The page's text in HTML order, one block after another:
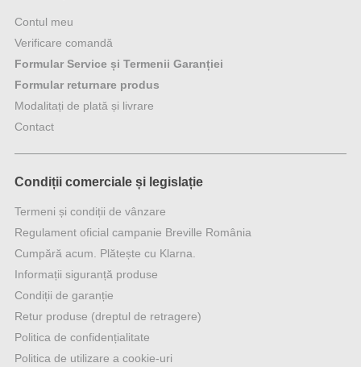
Contul meu
Verificare comandă
Formular Service și Termenii Garanției
Formular returnare produs
Modalitați de plată și livrare
Contact
Condiții comerciale și legislație
Termeni și condiții de vânzare
Regulament oficial campanie Breville România
Cumpără acum. Plătește cu Klarna.
Informații siguranță produse
Condiții de garanție
Retur produse (dreptul de retragere)
Politica de confidențialitate
Politica de utilizare a cookie-uri